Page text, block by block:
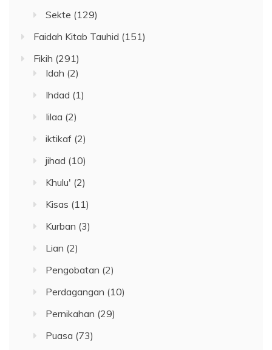
Sekte (129)
Faidah Kitab Tauhid (151)
Fikih (291)
Idah (2)
Ihdad (1)
Iilaa (2)
iktikaf (2)
jihad (10)
Khulu' (2)
Kisas (11)
Kurban (3)
Lian (2)
Pengobatan (2)
Perdagangan (10)
Pernikahan (29)
Puasa (73)